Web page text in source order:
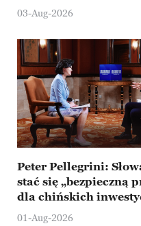
Ningbo
03-Aug-2026
Peter Pellegrini:
stać się „bezpieczną
dla chińskich
Europejskiej
01-Aug-2026